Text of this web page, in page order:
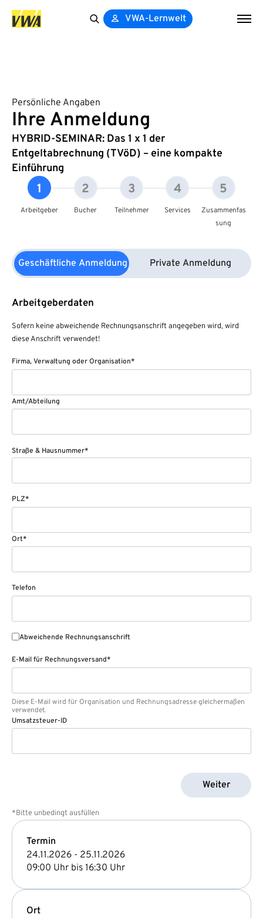
VWA-Lernwelt
Persönliche Angaben
Ihre Anmeldung
HYBRID-SEMINAR: Das 1 x 1 der
Entgeltabrechnung (TVöD) – eine kompakte
Einführung
1
Arbeitgeber
2
Bucher
3
Teilnehmer
4
Services
5
Zusammenfas
sung
Geschäftliche Anmeldung Private Anmeldung
Arbeitgeberdaten
Sofern keine abweichende Rechnungsanschrift angegeben wird, wird
diese Anschrift verwendet!
Firma, Verwaltung oder Organisation*
Amt/Abteilung
Straße & Hausnummer*
PLZ*
Ort*
Telefon
Abweichende Rechnungsanschrift
E-Mail für Rechnungsversand*
Diese E-Mail wird für Organisation und Rechnungsadresse gleichermaßen
verwendet.
Umsatzsteuer-ID
Weiter
*Bitte unbedingt ausfüllen
Termin
24.11.2026 - 25.11.2026
09:00 Uhr bis 16:30 Uhr
Ort